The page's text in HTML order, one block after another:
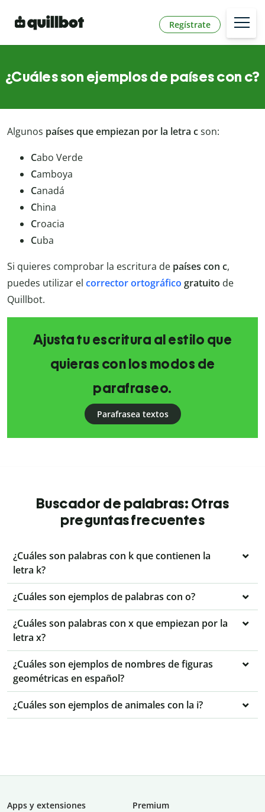
Regístrate
¿Cuáles son ejemplos de países con c?
Algunos países que empiezan por la letra cson:
Cabo Verde
Camboya
Canadá
China
Croacia
Cuba
Si quieres comprobar la escritura de países con c,
puedes utilizar el corrector ortográfico gratuito de
Quillbot.
Ajusta tu escritura al estilo que
quieras con los modos de
parafraseo.
Parafrasea textos
Buscador de palabras: Otras
preguntas frecuentes
¿Cuáles son palabras con k que contienen la
letra k?
¿Cuáles son ejemplos de palabras con o?
¿Cuáles son palabras con x que empiezan por la
letra x?
¿Cuáles son ejemplos de nombres de figuras
geométricas en español?
¿Cuáles son ejemplos de animales con la i?
Apps y extensiones
Premium